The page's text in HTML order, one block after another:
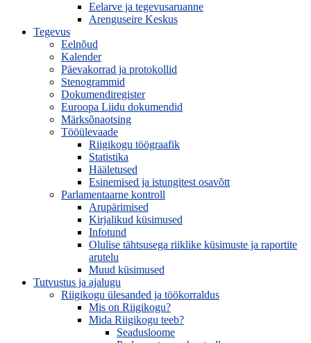
Eelarve ja tegevusaruanne
Arenguseire Keskus
Tegevus
Eelnõud
Kalender
Päevakorrad ja protokollid
Stenogrammid
Dokumendiregister
Euroopa Liidu dokumendid
Märksõnaotsing
Tööülevaade
Riigikogu töögraafik
Statistika
Hääletused
Esinemised ja istungitest osavõtt
Parlamentaarne kontroll
Arupärimised
Kirjalikud küsimused
Infotund
Olulise tähtsusega riiklike küsimuste ja raportite
arutelu
Muud küsimused
Tutvustus ja ajalugu
Riigikogu ülesanded ja töökorraldus
Mis on Riigikogu?
Mida Riigikogu teeb?
Seadusloome